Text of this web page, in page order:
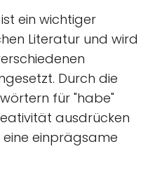
ein wichtiger
Literatur und wird
Durch die
für "habe"
ausdrücken
einprägsame